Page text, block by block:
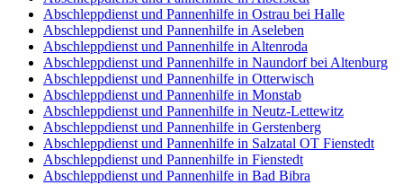
Abschleppdienst und Pannenhilfe in Ostrau bei Halle
Abschleppdienst und Pannenhilfe in Aseleben
Abschleppdienst und Pannenhilfe in Altenroda
Abschleppdienst und Pannenhilfe in Naundorf bei Altenburg
Abschleppdienst und Pannenhilfe in Otterwisch
Abschleppdienst und Pannenhilfe in Monstab
Abschleppdienst und Pannenhilfe in Neutz-Lettewitz
Abschleppdienst und Pannenhilfe in Gerstenberg
Abschleppdienst und Pannenhilfe in Salzatal OT Fienstedt
Abschleppdienst und Pannenhilfe in Fienstedt
Abschleppdienst und Pannenhilfe in Bad Bibra